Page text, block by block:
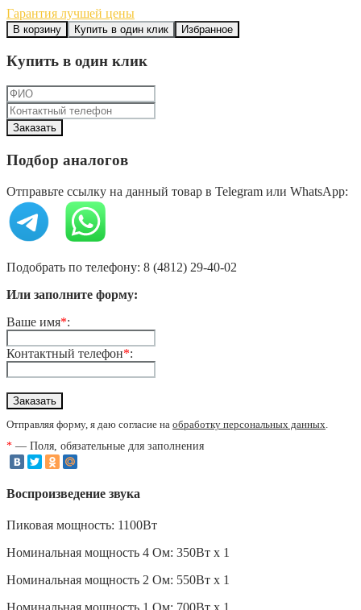
Гарантия лучшей цены
В корзину Купить в один клик Избранное
Купить в один клик
Подбор аналогов
Отправьте ссылку на данный товар в Telegram или WhatsApp:
Подобрать по телефону: 8 (4812) 29-40-02
Или заполните форму:
Ваше имя*:
Контактный телефон*:
Отправляя форму, я даю согласие на обработку персональных данных.
* — Поля, обязательные для заполнения
Воспроизведение звука
Пиковая мощность: 1100Вт
Номинальная мощность 4 Ом: 350Вт х 1
Номинальная мощность 2 Ом: 550Вт х 1